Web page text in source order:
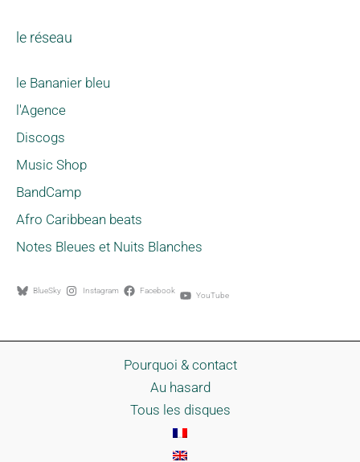
le réseau
le Bananier bleu
l'Agence
Discogs
Music Shop
BandCamp
Afro Caribbean beats
Notes Bleues et Nuits Blanches
BlueSky Instagram Facebook YouTube
Pourquoi & contact
Au hasard
Tous les disques